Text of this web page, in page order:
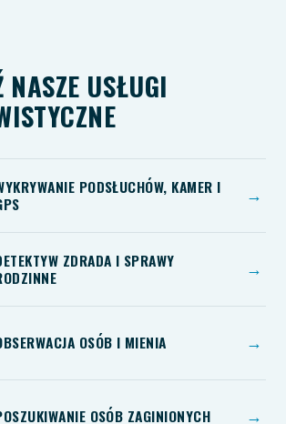
NASZE USŁUGI
PODSŁUCHÓW, KAMER I →
ZDRADA I SPRAWY →
OSÓB I MIENIA →
OSÓB ZAGINIONYCH →